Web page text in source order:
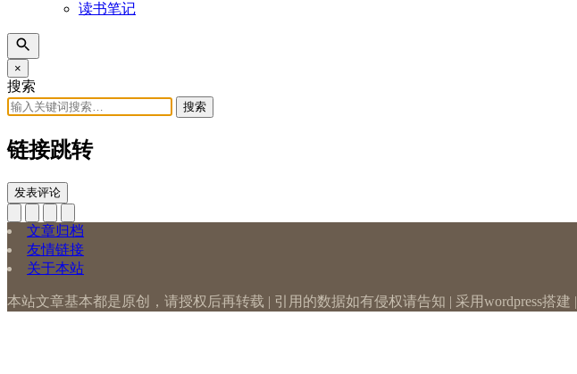
读书笔记
×
搜索
搜索
链接跳转
发表评论
文章归档
友情链接
关于本站
本站文章基本都是原创，请授权后再转载 | 引用的数据如有侵权请告知 | 采用wordpress搭建 |